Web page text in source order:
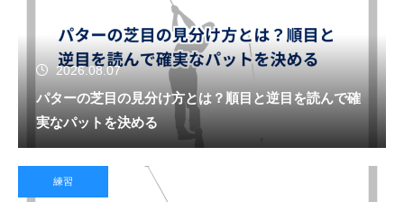
2026.08.07
パターの芝目の見分け方とは？順目と逆目を読んで確
実なパットを決める
練習